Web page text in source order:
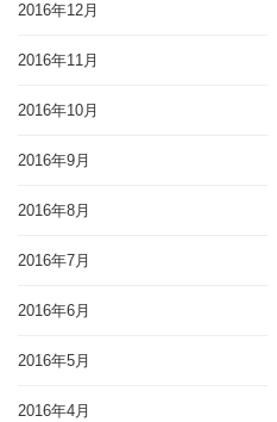
2016年12月
2016年11月
2016年10月
2016年9月
2016年8月
2016年7月
2016年6月
2016年5月
2016年4月